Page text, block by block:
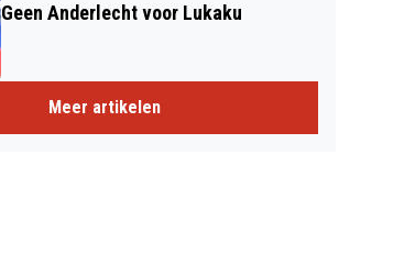
Geen Anderlecht voor Lukaku
Meer artikelen